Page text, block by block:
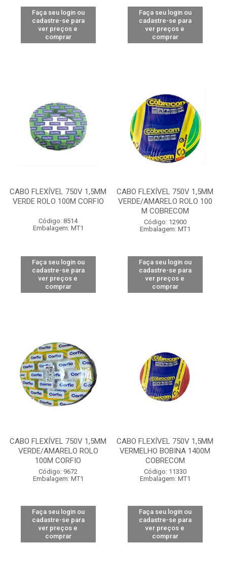
Faça seu login ou
cadastre-se para
ver preços e
comprar
Faça seu login ou
cadastre-se para
ver preços e
comprar
CABO FLEXÍVEL 750V 1,5MM
VERDE ROLO 100M CORFIO
Código: 8514
Embalagem: MT1
Faça seu login ou
cadastre-se para
ver preços e
comprar
CABO FLEXÍVEL 750V 1,5MM
VERDE/AMARELO ROLO 100
M COBRECOM
Código: 12900
Embalagem: MT1
Faça seu login ou
cadastre-se para
ver preços e
comprar
CABO FLEXÍVEL 750V 1,5MM
VERDE/AMARELO ROLO
100M CORFIO
Código: 9672
Embalagem: MT1
Faça seu login ou
cadastre-se para
ver preços e
comprar
CABO FLEXÍVEL 750V 1,5MM
VERMELHO BOBINA 1400M
COBRECOM
Código: 11330
Embalagem: MT1
Faça seu login ou
cadastre-se para
ver preços e
comprar